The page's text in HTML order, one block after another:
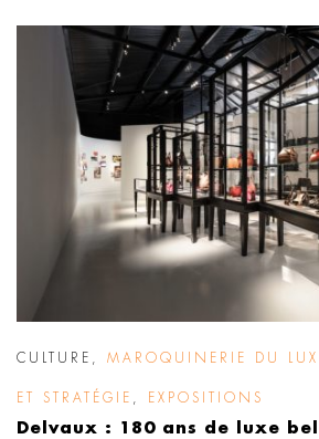
CULTURE MAROQUINERIE DU
ET STRATÉGIE EXPOSITIONS
Delvaux : 180 ans de luxe